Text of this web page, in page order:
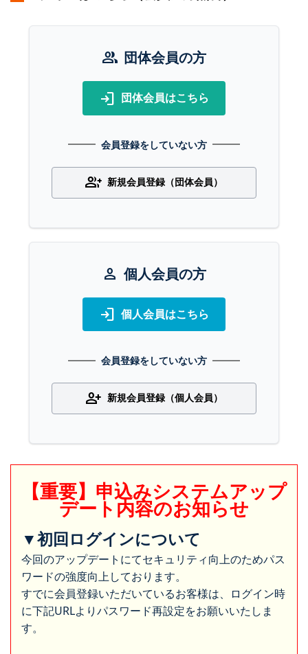
group 団体会員の方
login 団体会員はこちら
会員登録をしていない方
group_add 新規会員登録（団体会員）
person 個人会員の方
login 個人会員はこちら
会員登録をしていない方
person_add 新規会員登録（個人会員）
【重要】申込みシステムアップ
デート内容のお知らせ
▼初回ログインについて
今回のアップデートにてセキュリティ向上のためパス
ワードの強度向上しております。
すでに会員登録いただいているお客様は、ログイン時
に下記URLよりパスワード再設定をお願いいたしま
す。